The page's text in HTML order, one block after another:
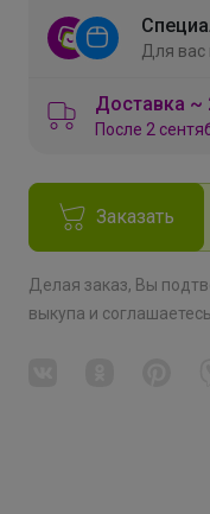
Для вас
Доставка ~
После 2
Заказать
Делая заказ, Вы
выкупа и